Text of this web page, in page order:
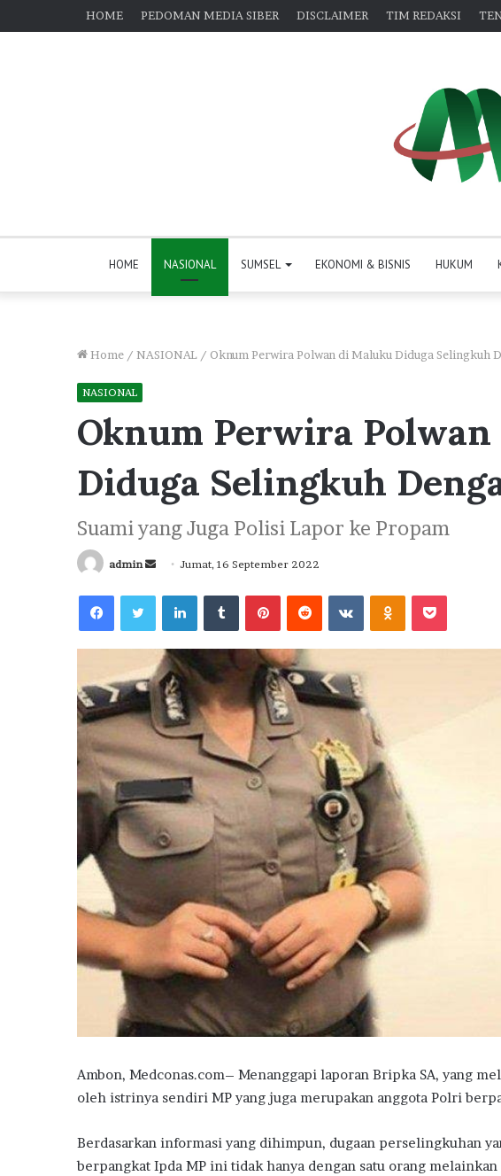
HOME PEDOMAN MEDIA SIBER DISCLAIMER TIM REDAKSI
HOME NASIONAL SUMSEL EKONOMI & BISNIS HUKUM
Home / NASIONAL / Oknum Perwira Polwan di Maluku Diduga Selingkuh
NASIONAL
Oknum Perwira
Diduga Selingkuh
Suami yang Juga Polisi Lapor ke Propam
admin
Send
email
Jumat, 16 September 2022
FacebookTwitterLinkedInTumblrPinterestReddit VKontakteOdnoklassniki
Pocket
Ambon, Medconas.com– Menanggapi laporan Bripka SA, yang
oleh istrinya sendiri MP yang juga merupakan anggota Polri
Berdasarkan informasi yang dihimpun, dugaan perselingkuhan
berpangkat Ipda MP ini tidak hanya dengan satu orang